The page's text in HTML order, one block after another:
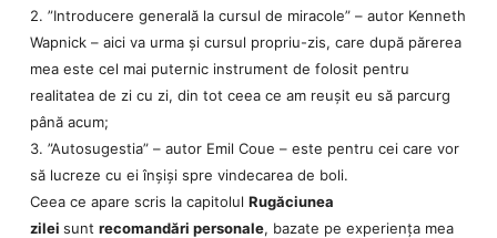
2. ”Introducere generală la cursul de miracole” – autor Kenneth
Wapnick – aici va urma și cursul propriu-zis, care după părerea
mea este cel mai puternic instrument de folosit pentru
realitatea de zi cu zi, din tot ceea ce am reușit eu să parcurg
până acum;
3. ”Autosugestia” – autor Emil Coue – este pentru cei care vor
să lucreze cu ei înșiși spre vindecarea de boli.
Ceea ce apare scris la capitolul Rugăciunea
zilei sunt recomandări personale, bazate pe experiența mea